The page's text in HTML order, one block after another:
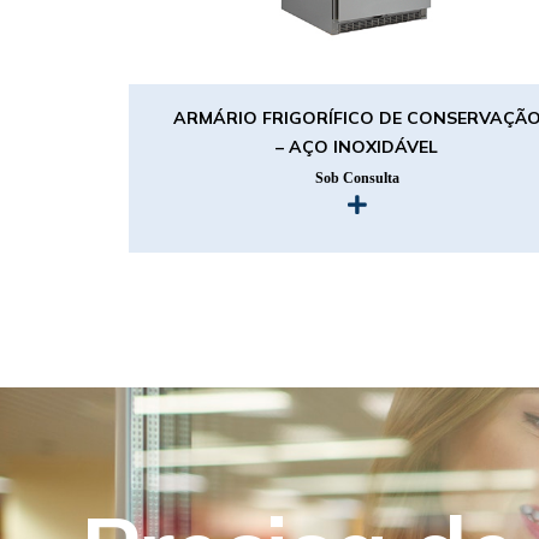
ARMÁRIO FRIGORÍFICO DE
– AÇO INOXIDÁVEL
Sob Consulta